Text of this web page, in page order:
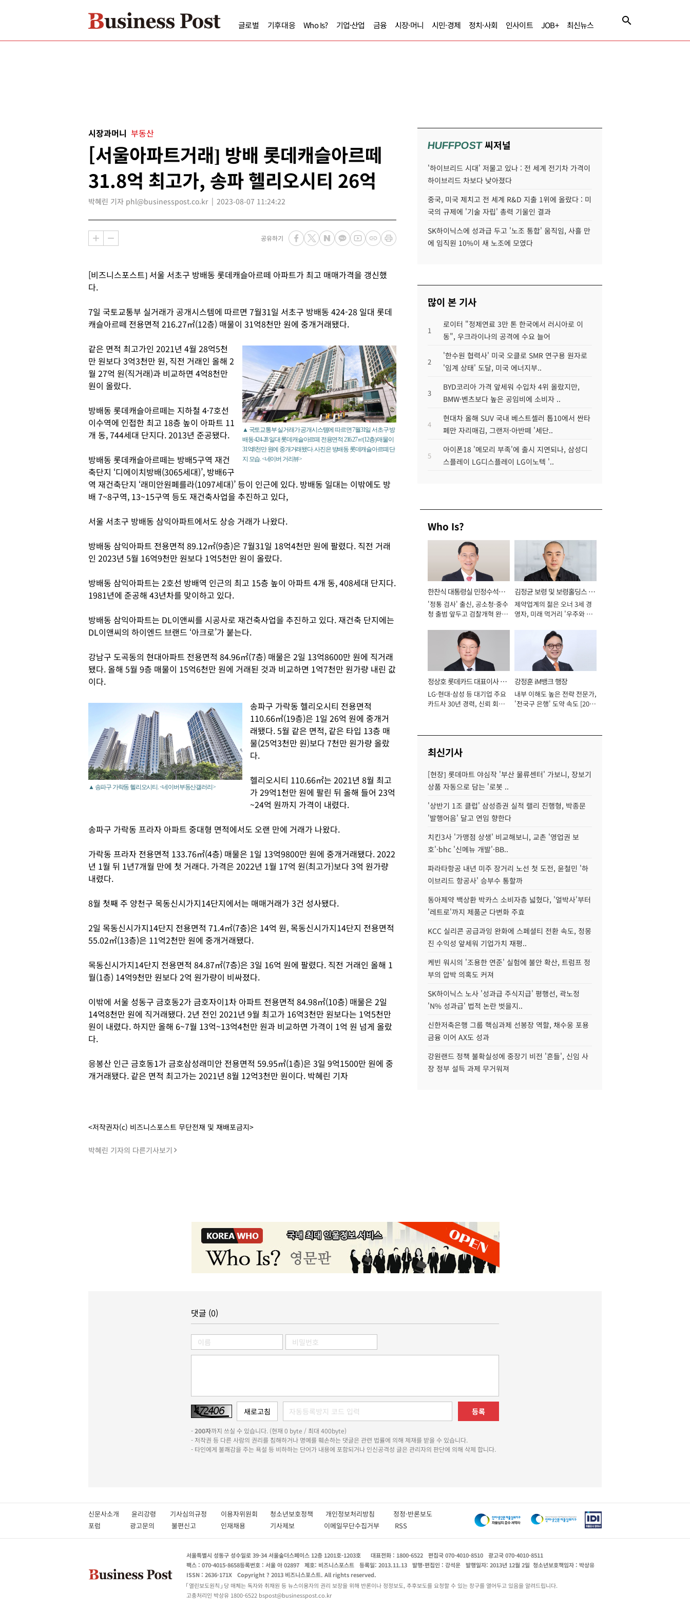
글로벌 기후대응 Who Is? 기업·산업 금융 시장·머니 시민·경제 정치·사회 인사이트 JOB+ 최신뉴스
시장과머니 부동산
[서울아파트거래] 방배 롯데캐슬아르떼
31.8억 최고가, 송파 헬리오시티 26억
박혜린 기자 phl@businesspost.co.kr 2023-08-07 11:24:22
공유하기
[비즈니스포스트] 서울 서초구 방배동 롯데캐슬아르떼 아파트가 최고 매매가격을 갱신했
다.
7일 국토교통부 실거래가 공개시스템에 따르면 7월31일 서초구 방배동 424-28 일대 롯데
캐슬아르떼 전용면적 216.27㎡(12층) 매물이 31억8천만 원에 중개거래됐다.
▲ 국토교통부 실거래가 공개시스템에 따르면 7월31일 서초구 방
배동 424-28 일대 롯데캐슬아르떼 전용면적 216.27㎡(12층) 매물이
31억8천만 원에 중개거래됐다. 사진은 방배동 롯데캐슬아르떼 단
지 모습. <네이버 거리뷰>
같은 면적 최고가인 2021년 4월 28억5천
만 원보다 3억3천만 원, 직전 거래인 올해 2
월 27억 원(직거래)과 비교하면 4억8천만
원이 올랐다.
방배동 롯데캐슬아르떼는 지하철 4·7호선
이수역에 인접한 최고 18층 높이 아파트 11
개 동, 744세대 단지다. 2013년 준공됐다.
방배동 롯데캐슬아르떼는 방배5구역 재건
축단지 ‘디에이치방배(3065세대)’, 방배6구
역 재건축단지 ‘래미안원페를라(1097세대)’ 등이 인근에 있다. 방배동 일대는 이밖에도 방
배 7~8구역, 13~15구역 등도 재건축사업을 추진하고 있다,
서울 서초구 방배동 삼익아파트에서도 상승 거래가 나왔다.
방배동 삼익아파트 전용면적 89.12㎡(9층)은 7월31일 18억4천만 원에 팔렸다. 직전 거래
인 2023년 5월 16억9천만 원보다 1억5천만 원이 올랐다.
방배동 삼익아파트는 2호선 방배역 인근의 최고 15층 높이 아파트 4개 동, 408세대 단지다.
1981년에 준공해 43년차를 맞이하고 있다.
방배동 삼익아파트는 DL이앤씨를 시공사로 재건축사업을 추진하고 있다. 재건축 단지에는
DL이앤씨의 하이엔드 브랜드 ‘아크로’가 붙는다.
강남구 도곡동의 현대아파트 전용면적 84.96㎡(7층) 매물은 2일 13억8600만 원에 직거래
됐다. 올해 5월 9층 매물이 15억6천만 원에 거래된 것과 비교하면 1억7천만 원가량 내린 값
이다.
▲ 송파구 가락동 헬리오시티. <네이버부동산갤러리>
송파구 가락동 헬리오시티 전용면적
110.66㎡(19층)은 1일 26억 원에 중개거
래됐다. 5월 같은 면적, 같은 타입 13층 매
물(25억3천만 원)보다 7천만 원가량 올랐
다.
헬리오시티 110.66㎡는 2021년 8월 최고
가 29억1천만 원에 팔린 뒤 올해 들어 23억
~24억 원까지 가격이 내렸다.
송파구 가락동 프라자 아파트 중대형 면적에서도 오랜 만에 거래가 나왔다.
가락동 프라자 전용면적 133.76㎡(4층) 매물은 1일 13억9800만 원에 중개거래됐다. 2022
년 1월 뒤 1년7개월 만에 첫 거래다. 가격은 2022년 1월 17억 원(최고가)보다 3억 원가량
내렸다.
8월 첫째 주 양천구 목동신시가지14단지에서는 매매거래가 3건 성사됐다.
2일 목동신시가지14단지 전용면적 71.4㎡(7층)은 14억 원, 목동신시가지14단지 전용면적
55.02㎡(13층)은 11억2천만 원에 중개거래됐다.
목동신시가지14단지 전용면적 84.87㎡(7층)은 3일 16억 원에 팔렸다. 직전 거래인 올해 1
월(1층) 14억9천만 원보다 2억 원가량이 비싸졌다.
이밖에 서울 성동구 금호동2가 금호자이1차 아파트 전용면적 84.98㎡(10층) 매물은 2일
14억8천만 원에 직거래됐다. 2년 전인 2021년 9월 최고가 16억3천만 원보다는 1억5천만
원이 내렸다. 하지만 올해 6~7월 13억~13억4천만 원과 비교하면 가격이 1억 원 넘게 올랐
다.
응봉산 인근 금호동1가 금호삼성래미안 전용면적 59.95㎡(1층)은 3일 9억1500만 원에 중
개거래됐다. 같은 면적 최고가는 2021년 8월 12억3천만 원이다. 박혜린 기자
<저작권자(c) 비즈니스포스트 무단전재 및 재배포금지>
박혜린 기자의 다른기사보기
HUFFPOST씨저널
'하이브리드 시대' 저물고 있나 : 전 세계 전기차 가격이
하이브리드 차보다 낮아졌다
중국, 미국 제치고 전 세계 R&D 지출 1위에 올랐다 : 미
국의 규제에 '기술 자립' 총력 기울인 결과
SK하이닉스에 성과급 두고 '노조 통합' 움직임, 사흘 만
에 임직원 10%이 새 노조에 모였다
많이 본 기사
1
로이터 "정제연료 3만 톤 한국에서 러시아로 이
동", 우크라이나의 공격에 수요 늘어
2
'한수원 협력사' 미국 오클로 SMR 연구용 원자로
'임계 상태' 도달, 미국 에너지부..
3
BYD코리아 가격 앞세워 수입차 4위 올랐지만,
BMW·벤츠보다 높은 공임비에 소비자 ..
4
현대차 올해 SUV 국내 베스트셀러 톱10에서 싼타
페만 자리매김, 그랜저·아반떼 '세단..
5
아이폰18 '메모리 부족'에 출시 지연되나, 삼성디
스플레이 LG디스플레이 LG이노텍 '..
Who Is?
한찬식 대통령실 민정수석비
서관
'정통 검사' 출신, 공소청·중수
청 출범 앞두고 검찰개혁 완수
김정균 보령 및 보령홀딩스 대
표이사 사장
제약업계의 젊은 오너 3세 경
영자, 미래 먹거리 '우주와 헬
정상호 롯데카드 대표이사 사
장
LG·현대·삼성 등 대기업 주요
카드사 30년 경력, 신뢰 회복
강정훈 iM뱅크 행장
내부 이해도 높은 전략 전문가,
'전국구 은행' 도약 속도 [2026
최신기사
[현장] 롯데마트 야심작 '부산 물류센터' 가보니, 장보기
상품 자동으로 담는 '로봇 ..
'상반기 1조 클럽' 삼성증권 실적 랠리 진행형, 박종문
'발행어음' 달고 연임 향한다
치킨3사 '가맹점 상생' 비교해보니, 교촌 '영업권 보
호'·bhc '신메뉴 개발'·BB..
파라타항공 내년 미주 장거리 노선 첫 도전, 윤철민 '하
이브리드 항공사' 승부수 통할까
동아제약 백상환 박카스 소비자층 넓혔다, '얼박사'부터
'레트로'까지 제품군 다변화 주효
KCC 실리콘 공급과잉 완화에 스페셜티 전환 속도, 정몽
진 수익성 앞세워 기업가치 재평..
케빈 워시의 '조용한 연준' 실험에 불안 확산, 트럼프 정
부의 압박 의혹도 커져
SK하이닉스 노사 '성과급 주식지급' 평행선, 곽노정
'N% 성과급' 법적 논란 벗을지..
신한저축은행 그룹 핵심과제 선봉장 역할, 채수웅 포용
금융 이어 AX도 성과
강원랜드 정책 불확실성에 중장기 비전 '흔들', 신임 사
장 정부 설득 과제 무거워져
댓글 (0)
등록
-200자까지 쓰실 수 있습니다. (현재 0 byte / 최대 400byte)
- 저작권 등 다른 사람의 권리를 침해하거나 명예를 훼손하는 댓글은 관련 법률에 의해 제재를 받을 수 있습니다.
- 타인에게 불쾌감을 주는 욕설 등 비하하는 단어가 내용에 포함되거나 인신공격성 글은 관리자의 판단에 의해 삭제 합니다.
신문사소개 윤리강령 기사심의규정 이용자위원회 청소년보호정책 개인정보처리방침 정정·반론보도
포럼
광고문의 불편신고 인재채용 기사제보 이메일무단수집거부 RSS
서울특별시 성동구 성수일로 39-34 서울숲더스페이스 12층 1201호-1203호 대표전화 : 1800-6522 편집국 070-4010-8510
광고국 070-4010-8511
팩스 : 070-4015-8658등록번호 : 서울 아 02897 제호: 비즈니스포스트 등록일: 2013.11.13 발행·편집인 : 강석운 발행일자: 2013년 12월 2일 청소년보호책임자 : 박상유
ISSN : 2636-171X
Copyright ? 2013 비즈니스포스트. All rights reserved.
열린보도원칙
당 매체는 독자와 취재원 등 뉴스이용자의 권리 보장을 위해 반론이나 정정보도, 추후보도를 요청할 수 있는 창구를 열어두고 있음을 알려드립니다.
고충처리인 박상유 1800-6522 bspost@businesspost.co.kr